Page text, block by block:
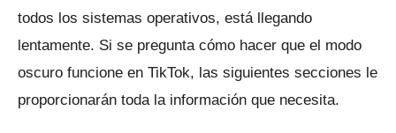
todos los sistemas operativos, está llegando
lentamente. Si se pregunta cómo hacer que el modo
oscuro funcione en TikTok, las siguientes secciones le
proporcionarán toda la información que necesita.